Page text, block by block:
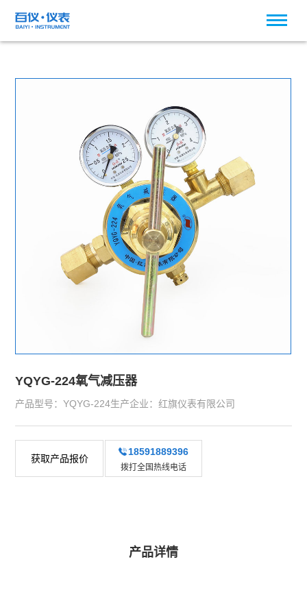
YQYG-224氧气减压器
产品型号：YQYG-224生产企业：红旗仪表有限公司
获取产品报价
18591889396
拨打全国热线电话
产品详情